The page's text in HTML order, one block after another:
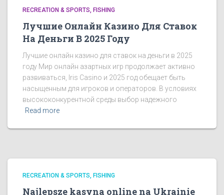
RECREATION & SPORTS, FISHING
Лучшие Онлайн Казино Для Ставок
На Деньги В 2025 Году
Лучшие онлайн казино для ставок на деньги в 2025
году Мир онлайн азартных игр продолжает активно
развиваться, Iris Casino и 2025 год обещает быть
насыщенным для игроков и операторов. В условиях
высококонкурентной среды выбор надежного
Read more
RECREATION & SPORTS, FISHING
Najlepsze kasyna online na Ukrainie